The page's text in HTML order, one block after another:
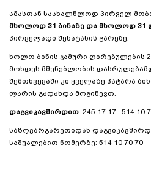
ამასთან საახალწლოდ პირველ
მხოლოდ 31 ბინაზე და მხოლოდ 31
პირველადი შენატანის გარეშე.
ხოლო ბინის ჯამური ღირებულების
მოხდეს მშენებლობის
შემთხვევაში კი ყველაზე პატარა
ლარის გადახდა მოგიწევთ.
დაგვიკავშირდით: 245 17 17, 514 10
საზღვარგარეთიდან
საშუალებით ნომერზე: 514 10 70 70